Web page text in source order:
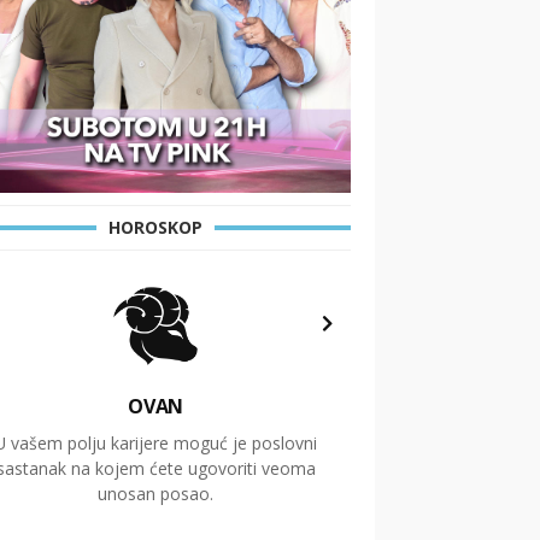
HOROSKOP
OVAN
vašem polju karijere moguć je poslovni
na kojem ćete ugovoriti veoma
unosan posao.